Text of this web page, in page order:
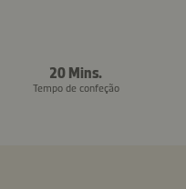
20 Mins.
Tempo de confeção